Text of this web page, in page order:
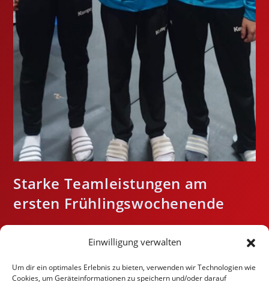
Einwilligung verwalten
Um dir ein optimales Erlebnis zu bieten, verwenden wir Technologien wie
Cookies, um Geräteinformationen zu speichern und/oder darauf
Starke Teamleistungen am
ersten Frühlingswochenende
Vom 20. bis 22. März fanden in Frankfurt/Oder die
Deutschen Meisterschaften für die weibliche Jugend in den
Altersklassen U14 und U17 mit 130 Teilnehmerinnen